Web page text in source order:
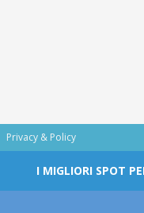
Privacy & Policy
I MIGLIORI SPOT